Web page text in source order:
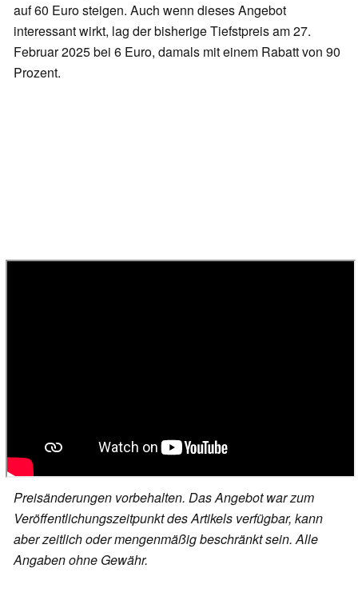
auf 60 Euro steigen. Auch wenn dieses Angebot
interessant wirkt, lag der bisherige Tiefstpreis am 27.
Februar 2025 bei 6 Euro, damals mit einem Rabatt von 90
Prozent.
Preisänderungen vorbehalten. Das Angebot war zum
Veröffentlichungszeitpunkt des Artikels verfügbar, kann
aber zeitlich oder mengenmäßig beschränkt sein. Alle
Angaben ohne Gewähr.